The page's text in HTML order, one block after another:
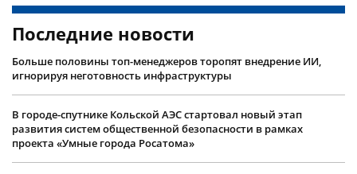
Последние новости
Больше половины топ-менеджеров торопят внедрение ИИ,
игнорируя неготовность инфраструктуры
В городе-спутнике Кольской АЭС стартовал новый этап
развития систем общественной безопасности в рамках
проекта «Умные города Росатома»